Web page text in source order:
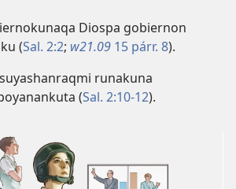
Diospa gobiernon
(Sal. 2:2; w21.09 15 párr. 8).
runakuna
(Sal. 2:​10-12).